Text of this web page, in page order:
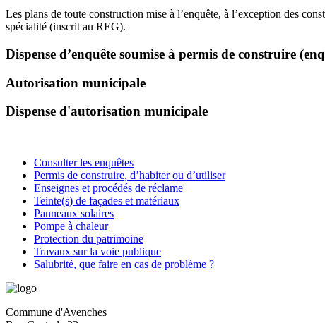
Les plans de toute construction mise à l’enquête, à l’exception des
spécialité (inscrit au REG).
Dispense d’enquête soumise à permis de construire
Autorisation municipale
Dispense d'autorisation municipale
Consulter les enquêtes
Permis de construire, d’habiter ou d’utiliser
Enseignes et procédés de réclame
Teinte(s) de façades et matériaux
Panneaux solaires
Pompe à chaleur
Protection du patrimoine
Travaux sur la voie publique
Salubrité, que faire en cas de problème ?
Commune d'Avenches